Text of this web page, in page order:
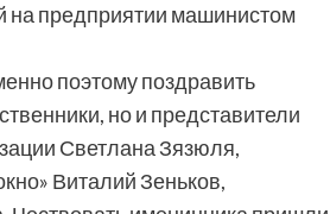
на предприятии машинистом
поэтому поздравить
но и представители
Светлана Зязюля,
Виталий Зеньков,